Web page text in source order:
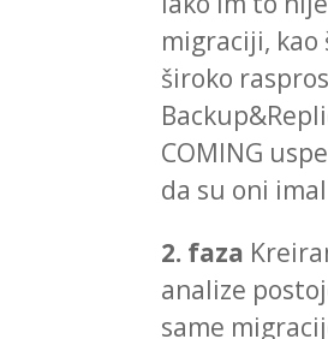
migraciji, kao
široko
COMING
da su oni
2. faza
analize
same